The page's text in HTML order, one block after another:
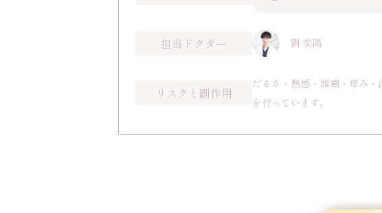
担当ドクター 劉 奕陽
リスクと副作用
だるさ・熱感・頭痛・痒み
を行っています。